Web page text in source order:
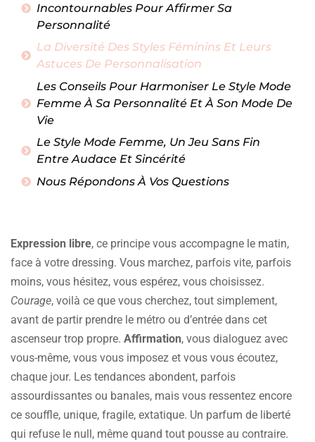
Incontournables Pour Affirmer Sa
Personnalité
La Diversité Des Styles Féminins Et Leurs
Astuces De Personnalisation
Les Conseils Pour Harmoniser Le Style Mode
Femme À Sa Personnalité Et À Son Mode De
Vie
Le Style Mode Femme, Un Jeu Sans Fin
Entre Audace Et Sincérité
Nous Répondons À Vos Questions
Expression libre, ce principe vous accompagne le matin,
face à votre dressing. Vous marchez, parfois vite, parfois
moins, vous hésitez, vous espérez, vous choisissez.
Courage, voilà ce que vous cherchez, tout simplement,
avant de partir prendre le métro ou d’entrée dans cet
ascenseur trop propre. Affirmation, vous dialoguez avec
vous-même, vous vous imposez et vous vous écoutez,
chaque jour. Les tendances abondent, parfois
assourdissantes ou banales, mais vous ressentez encore
ce souffle, unique, fragile, extatique. Un parfum de liberté
qui refuse le null, même quand tout pousse au contraire.